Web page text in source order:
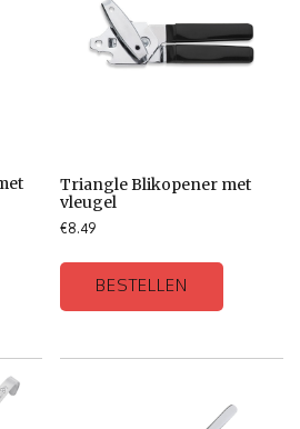
Triangle Blikopener met
vleugel
€8.49
BESTELLEN